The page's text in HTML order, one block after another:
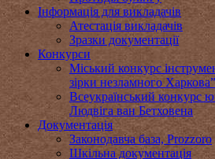
Інформація для викладачів
Атестація викладачів
Зразки документації
Конкурси
Міський конкурс
зірки незламного Харкова”
Всеукраїнський конкурс
Людвіга ван Бетховена
Документація
Законодавча база, Prozzoro
Шкільна документація